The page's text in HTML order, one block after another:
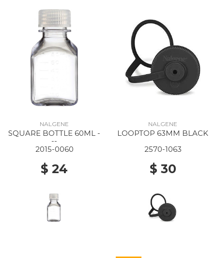
NALGENE
SQUARE BOTTLE 60ML -
--
2015-0060
$ 24
NALGENE
LOOPTOP 63MM BLACK
2570-1063
$ 30